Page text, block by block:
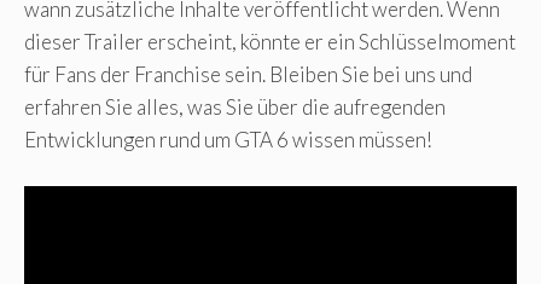
wann zusätzliche Inhalte veröffentlicht werden. Wenn
dieser Trailer erscheint, könnte er ein Schlüsselmoment
für Fans der Franchise sein. Bleiben Sie bei uns und
erfahren Sie alles, was Sie über die aufregenden
Entwicklungen rund um GTA 6 wissen müssen!